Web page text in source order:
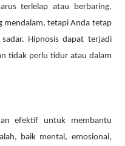
terlelap atau berbaring.
mendalam, tetapi Anda tetap
Hipnosis dapat terjadi
tidak perlu tidur atau dalam
efektif untuk membantu
baik mental, emosional,